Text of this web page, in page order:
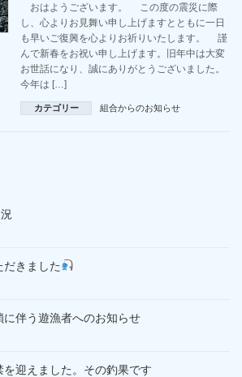
おはようございます。 この度の震災に際
し、心よりお見舞い申し上げますとともに一日
も早いご復興を心よりお祈りいたします。 謹
んで新春をお祝い申し上げます。旧年中は大変
お世話になり、誠にありがとうございました。
今年は […]
カテゴリー 組合からのお知らせ
だきました
伴う遊漁者へのお知らせ
迎えました。その釣果です